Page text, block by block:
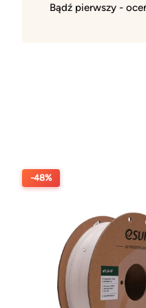
Bądź pierwszy -
-48%